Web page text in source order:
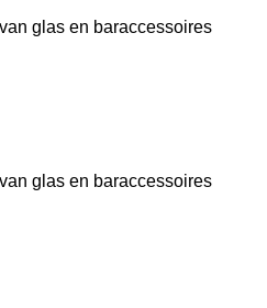
glas en baraccessoires
glas en baraccessoires